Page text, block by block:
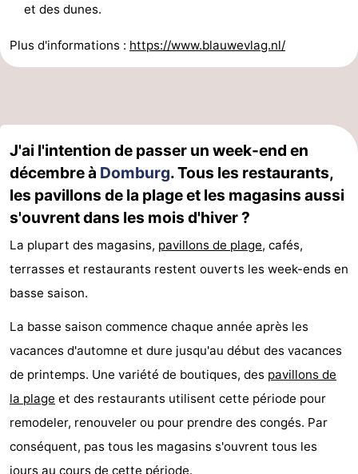
manger
Pratiques
Route
-
Stationnement
Adresses
Médicales
Région
Zeeland
Schouwen-
Duiveland
-
Renesse
-
Brouwershaven
-
Bruinisse
-
et des dunes.
Plus d'informations : https://www.blauwevlag.nl/
J'ai l'intention de passer un week-end en
décembre à Domburg. Tous les restaurants,
les pavillons de la plage et les magasins aussi
s'ouvrent dans les mois d'hiver ?
La plupart des magasins, pavillons de plage, cafés,
terrasses et restaurants restent ouverts les week-ends en
basse saison.
La basse saison commence chaque année après les
vacances d'automne et dure jusqu'au début des vacances
de printemps. Une variété de boutiques, des pavillons de
la plage et des restaurants utilisent cette période pour
remodeler, renouveler ou pour prendre des congés. Par
conséquent, pas tous les magasins s'ouvrent tous les
jours au cours de cette période.